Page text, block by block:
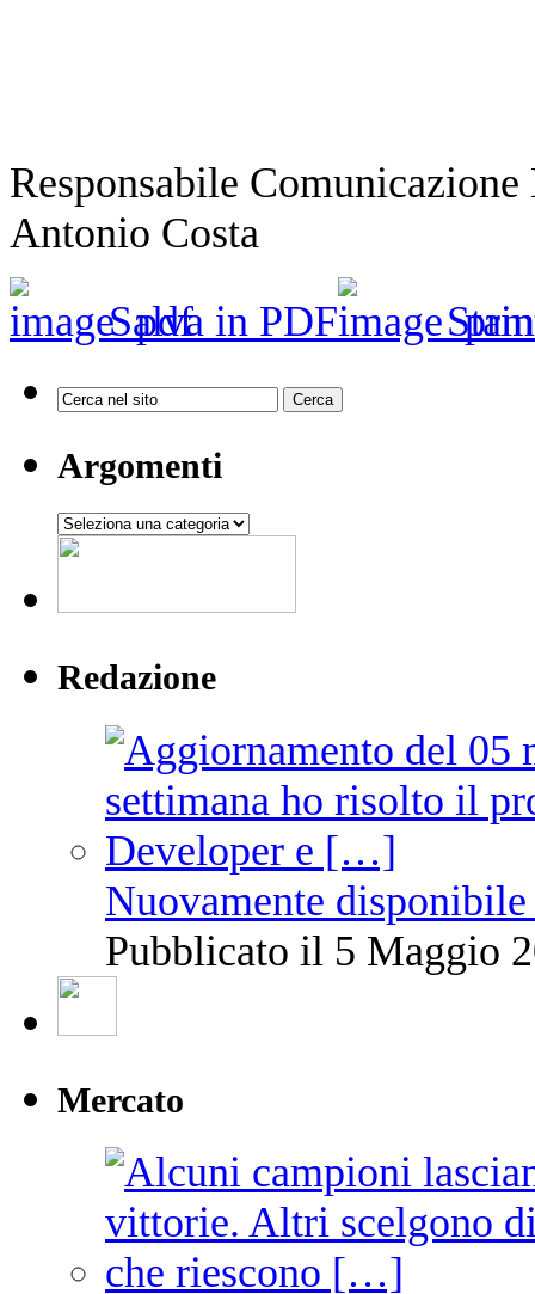
Responsabile
Antonio Costa
Salva in PDF
Argomenti
Argomenti
Redazione
Nuovamente
Pubblicato il 5 Maggio
Mercato